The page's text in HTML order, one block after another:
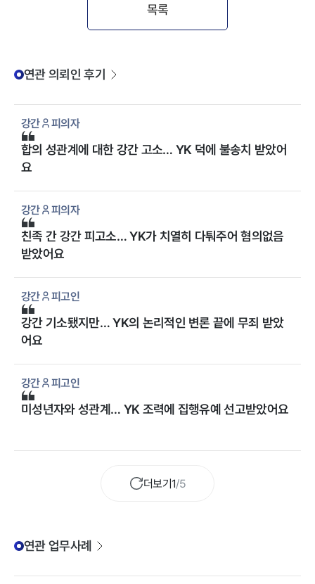
목록
연관 의뢰인 후기
강간 피의자
합의 성관계에 대한 강간 고소… YK 덕에 불송치 받았어
요
강간 피의자
친족 간 강간 피고소… YK가 치열히 다퉈주어 혐의없음
받았어요
강간 피고인
강간 기소됐지만… YK의 논리적인 변론 끝에 무죄 받았
어요
강간 피고인
미성년자와 성관계… YK 조력에 집행유예 선고받았어요
더보기1/5
연관 업무사례